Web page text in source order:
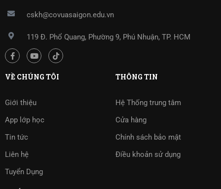
cskh@covuasaigon.edu.vn
119 Đ. Phổ Quang, Phường 9, Phú Nhuận, TP. HCM
VỀ CHÚNG TÔI
Giới thiệu
App lớp học
Tin tức
Liên hệ
Tuyển Dụng
THÔNG TIN
Hệ Thống trung tâm
Cửa hàng
Chính sách bảo mật
Điều khoản sử dụng